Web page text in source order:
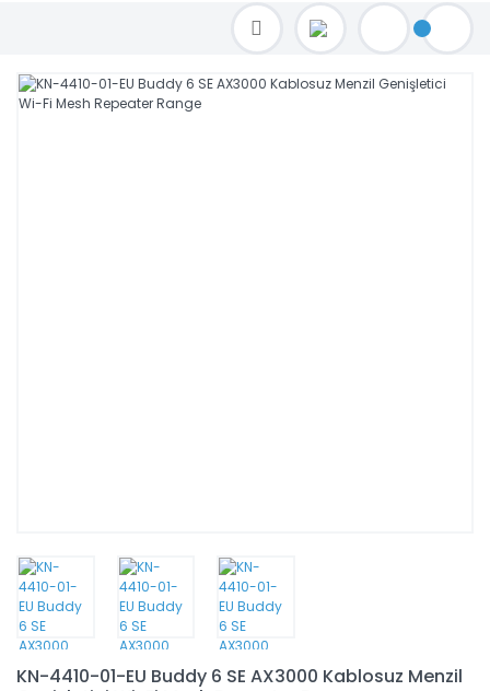
TOPTAN FİYAT ALMAK İÇİN satis@toptanbilgisayar.net MAİL ATINIZ.
SİPARİŞLERİNİZİ AYNI GÜN KARGO İLE GÖNDERİYORUZ!
KN-4410-01-EU Buddy 6 SE AX3000 Kablosuz Menzil